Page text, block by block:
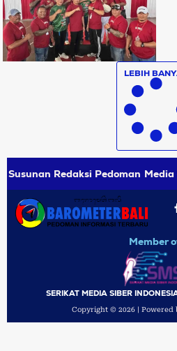
LEBIH
Susunan Redaksi Pedoman Media
Member
SERIKAT MEDIA SIBER
Copyright © 2026 | Powered